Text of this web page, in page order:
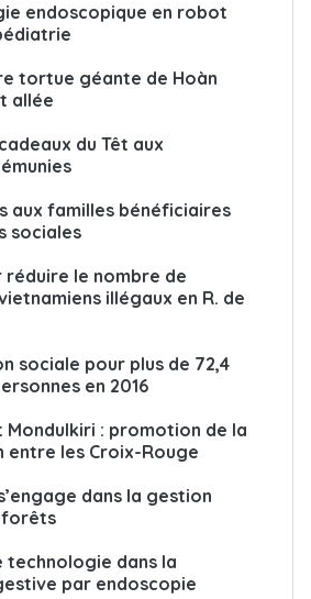
endoscopique en robot
tortue géante de Hoàn
allée
du Têt aux
aux familles bénéficiaires
sociales
le nombre de
illégaux en R. de
sociale pour plus de 72,4
en 2016
Mondulkiri : promotion de la
les Croix-Rouge
dans la gestion
forêts
technologie dans la
par endoscopie